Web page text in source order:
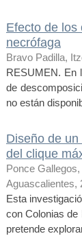
Efecto de los
necrófaga
Bravo Padilla,
RESUMEN. En
de
no están
Diseño de
del clique
Ponce
Aguascalientes,
Esta
con Colonias de
pretende